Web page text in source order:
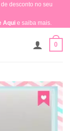
desconto no seu
Aquie saiba mais.
0